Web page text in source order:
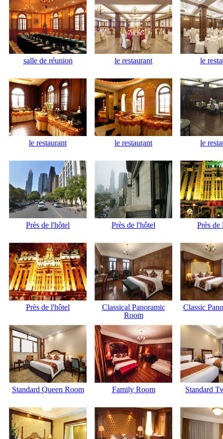
salle de réunion le restaurant le
le restaurant le restaurant le
Près de l'hôtel Près de l'hôtel Près de
Près de l'hôtel
Classical Panoramic
Room
Classic
Standard Queen Room Family Room Standard